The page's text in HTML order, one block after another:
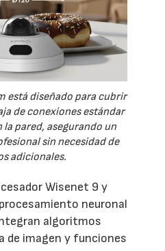
está diseñado para cubrir
de conexiones estándar
pared, asegurando un
sin necesidad de
adicionales.
Wisenet 9 y
neuronal
algoritmos
de imagen y funciones